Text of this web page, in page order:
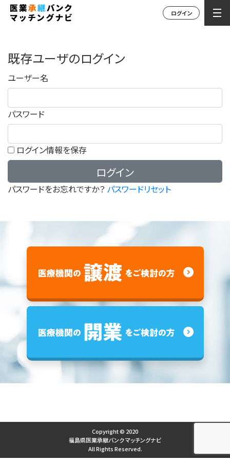
ログイン
既存ユーザのログイン
ユーザー名
パスワード
ログイン情報を保存
パスワードをお忘れですか？ パスワードリセット
Copyright © 2020
福島県医業承継バンク マッチングナビ
All Rights Reserved.